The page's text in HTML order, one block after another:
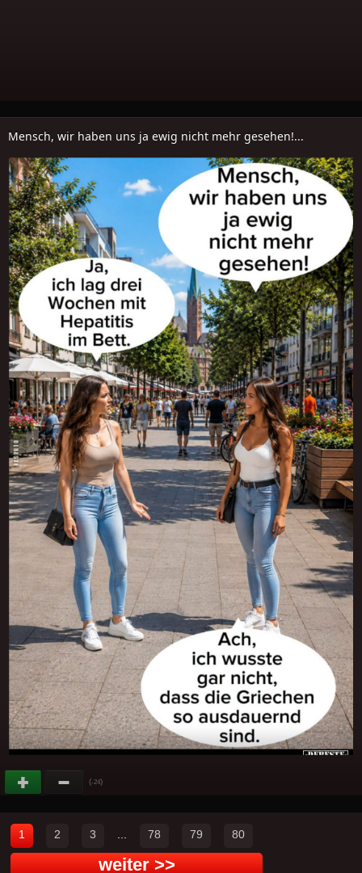
Mensch, wir haben uns ja ewig nicht mehr gesehen!...
(-24)
1 2 3 ... 78 79 80
weiter >>